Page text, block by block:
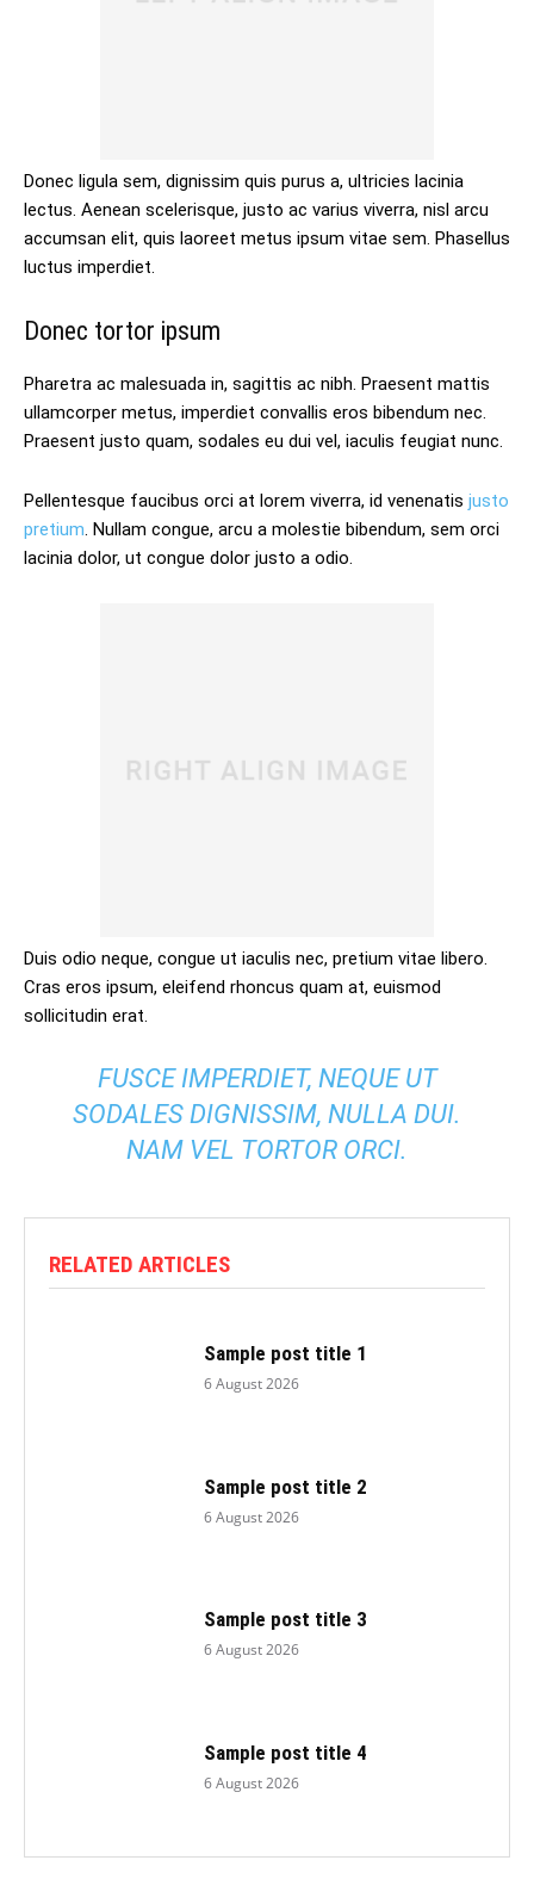
Donec ligula sem, dignissim quis purus a, ultricies lacinia
lectus. Aenean scelerisque, justo ac varius viverra, nisl arcu
accumsan elit, quis laoreet metus ipsum vitae sem. Phasellus
luctus imperdiet.
Donec tortor ipsum
Pharetra ac malesuada in, sagittis ac nibh. Praesent mattis
ullamcorper metus, imperdiet convallis eros bibendum nec.
Praesent justo quam, sodales eu dui vel, iaculis feugiat nunc.
Pellentesque faucibus orci at lorem viverra, id venenatis justo
pretium. Nullam congue, arcu a molestie bibendum, sem orci
lacinia dolor, ut congue dolor justo a odio.
Duis odio neque, congue ut iaculis nec, pretium vitae libero.
Cras eros ipsum, eleifend rhoncus quam at, euismod
sollicitudin erat.
FUSCE IMPERDIET, NEQUE UT
SODALES DIGNISSIM, NULLA DUI.
NAM VEL TORTOR ORCI.
RELATED ARTICLES
Sample post title 1
6 August 2026
Sample post title 2
6 August 2026
Sample post title 3
6 August 2026
Sample post title 4
6 August 2026